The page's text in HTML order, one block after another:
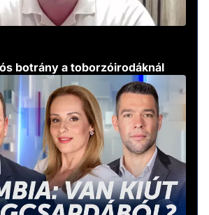
botrány a toborzóirodáknál